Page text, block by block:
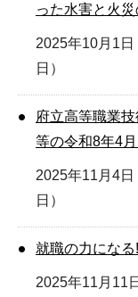
った水害と火災
2025年10月1
日）
府立高等職業
等の令和8年4
2025年11月4
日）
就職の力にな
2025年11月11